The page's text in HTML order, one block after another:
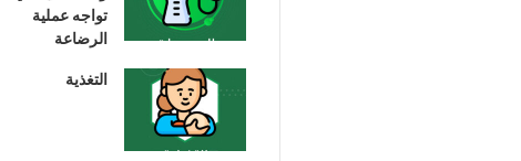
تواجه عملية
الرضاعة
التغذية